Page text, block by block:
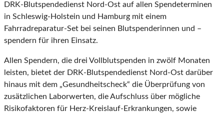
DRK-Blutspendedienst Nord-Ost auf allen Spendeterminen
in Schleswig-Holstein und Hamburg mit einem
Fahrradreparatur-Set bei seinen Blutspenderinnen und –
spendern für ihren Einsatz.
Allen Spendern, die drei Vollblutspenden in zwölf Monaten
leisten, bietet der DRK-Blutspendedienst Nord-Ost darüber
hinaus mit dem „Gesundheitscheck“ die Überprüfung von
zusätzlichen Laborwerten, die Aufschluss über mögliche
Risikofaktoren für Herz-Kreislauf-Erkrankungen, sowie